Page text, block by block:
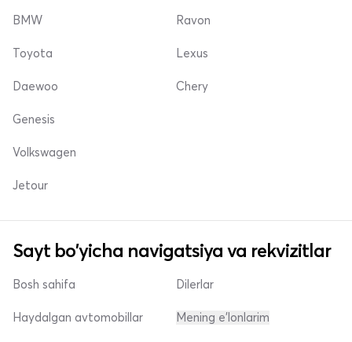
BMW
Toyota
Daewoo
Ravon
Lexus
Chery
Genesis
Volkswagen
Jetour
Sayt bo'yicha navigatsiya va rekvizitlar
Bosh sahifa
Haydalgan avtomobillar
Dilerlar
Mening e'lonlarim